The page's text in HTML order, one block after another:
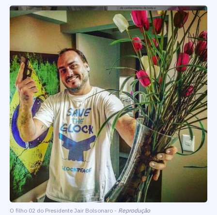
O filho 02 do Presidente Jair Bolsonaro - Reprodução